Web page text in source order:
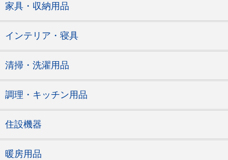
家具・収納用品
インテリア・寝具
清掃・洗濯用品
調理・キッチン用品
住設機器
暖房用品